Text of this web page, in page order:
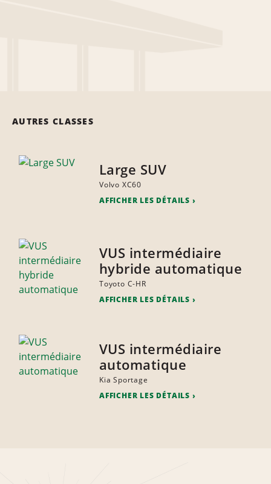
AUTRES CLASSES
Large SUV
Volvo XC60
AFFICHER LES DÉTAILS
VUS intermédiaire
hybride automatique
Toyoto C-HR
AFFICHER LES DÉTAILS
VUS intermédiaire
automatique
Kia Sportage
AFFICHER LES DÉTAILS